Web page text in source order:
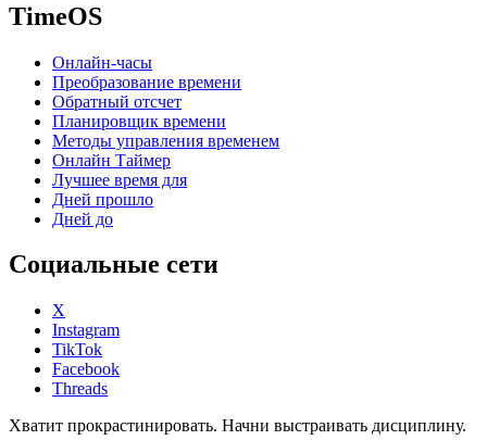
TimeOS
Онлайн-часы
Преобразование времени
Обратный отсчет
Планировщик времени
Методы управления временем
Онлайн Таймер
Лучшее время для
Дней прошло
Дней до
Социальные сети
X
Instagram
TikTok
Facebook
Threads
Хватит прокрастинировать. Начни выстраивать дисциплину.